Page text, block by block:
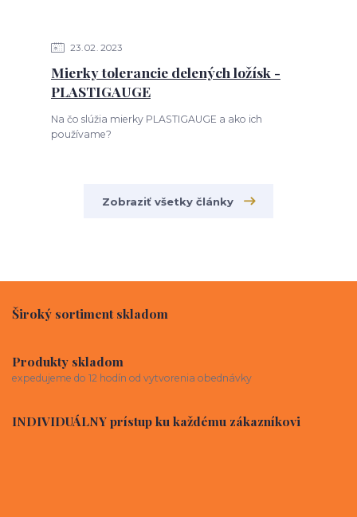
23 02 2023
Mierky tolerancie delených ložísk -
PLASTIGAUGE
Na čo slúžia mierky PLASTIGAUGE a ako ich
používame?
Zobraziť všetky články
Široký sortiment skladom
Produkty skladom
expedujeme do 12 hodín od vytvorenia obednávky
INDIVIDUÁLNY prístup ku každému zákazníkovi